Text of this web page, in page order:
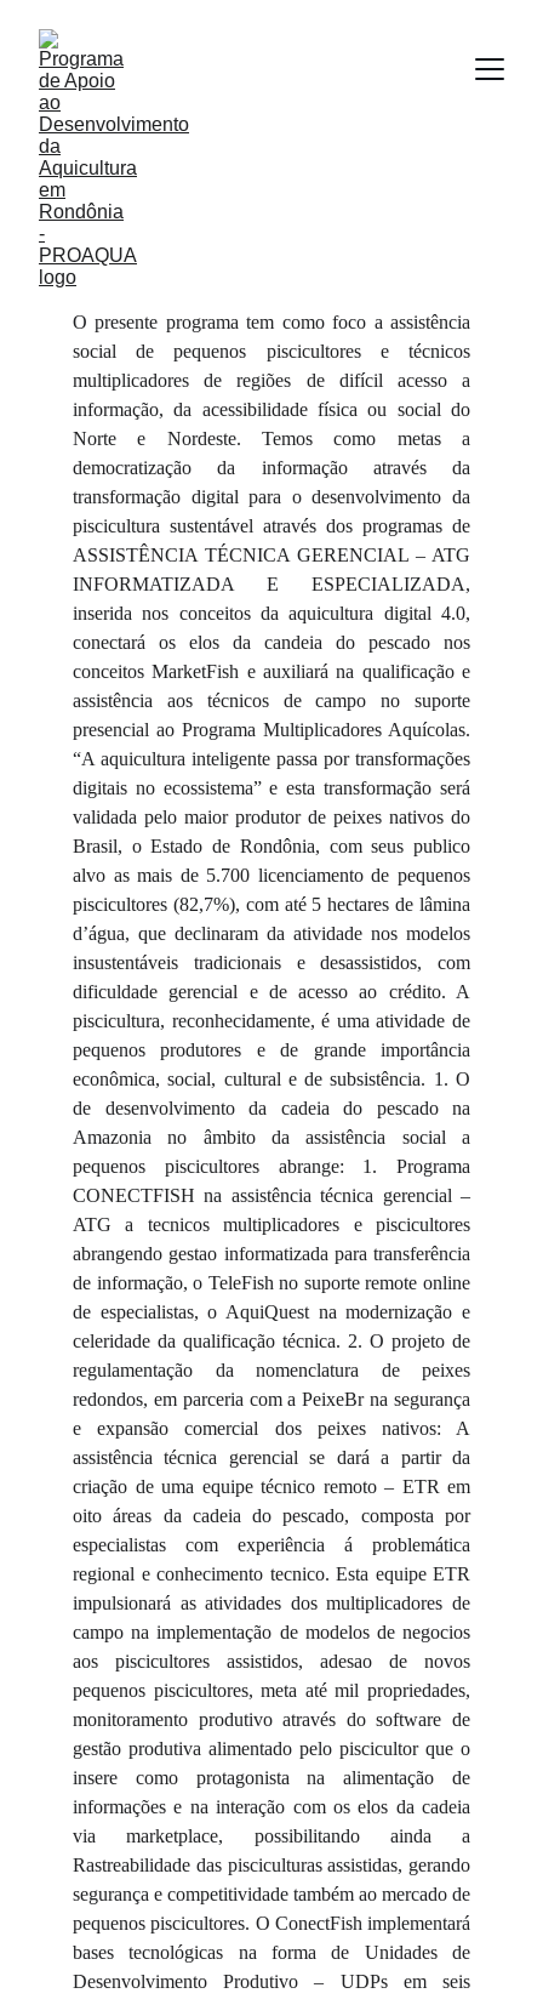
Sobre a Aquicultura
4.0
O presente programa tem como foco a assistência
social de pequenos piscicultores e técnicos
multiplicadores de regiões de difícil acesso a
informação, da acessibilidade física ou social do
Norte e Nordeste. Temos como metas a
democratização da informação através da
transformação digital para o desenvolvimento da
piscicultura sustentável através dos programas de
ASSISTÊNCIA TÉCNICA GERENCIAL – ATG
INFORMATIZADA E ESPECIALIZADA,
inserida nos conceitos da aquicultura digital 4.0,
conectará os elos da candeia do pescado nos
conceitos MarketFish e auxiliará na qualificação e
assistência aos técnicos de campo no suporte
presencial ao Programa Multiplicadores Aquícolas.
“A aquicultura inteligente passa por transformações
digitais no ecossistema” e esta transformação será
validada pelo maior produtor de peixes nativos do
Brasil, o Estado de Rondônia, com seus publico
alvo as mais de 5.700 licenciamento de pequenos
piscicultores (82,7%), com até 5 hectares de lâmina
d’água, que declinaram da atividade nos modelos
insustentáveis tradicionais e desassistidos, com
dificuldade gerencial e de acesso ao crédito. A
piscicultura, reconhecidamente, é uma atividade de
pequenos produtores e de grande importância
econômica, social, cultural e de subsistência. 1. O
de desenvolvimento da cadeia do pescado na
Amazonia no âmbito da assistência social a
pequenos piscicultores abrange: 1. Programa
CONECTFISH na assistência técnica gerencial –
ATG a tecnicos multiplicadores e piscicultores
abrangendo gestao informatizada para transferência
de informação, o TeleFish no suporte remote online
de especialistas, o AquiQuest na modernização e
celeridade da qualificação técnica. 2. O projeto de
regulamentação da nomenclatura de peixes
redondos, em parceria com a PeixeBr na segurança
e expansão comercial dos peixes nativos: A
assistência técnica gerencial se dará a partir da
criação de uma equipe técnico remoto – ETR em
oito áreas da cadeia do pescado, composta por
especialistas com experiência á problemática
regional e conhecimento tecnico. Esta equipe ETR
impulsionará as atividades dos multiplicadores de
campo na implementação de modelos de negocios
aos piscicultores assistidos, adesao de novos
pequenos piscicultores, meta até mil propriedades,
monitoramento produtivo através do software de
gestão produtiva alimentado pelo piscicultor que o
insere como protagonista na alimentação de
informações e na interação com os elos da cadeia
via marketplace, possibilitando ainda a
Rastreabilidade das pisciculturas assistidas, gerando
segurança e competitividade também ao mercado de
pequenos piscicultores. O ConectFish implementará
bases tecnológicas na forma de Unidades de
Desenvolvimento Produtivo – UDPs em seis